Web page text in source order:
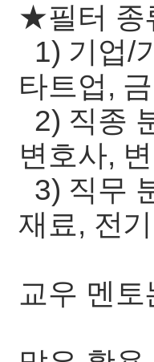
★필터 종
1) 기업/
타트업,
2) 직종
변호사,
3) 직무
재료, 전
교우 멘